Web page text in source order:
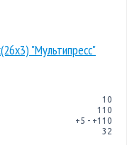
"Мультипресс"
10
110
+5 - +110
32